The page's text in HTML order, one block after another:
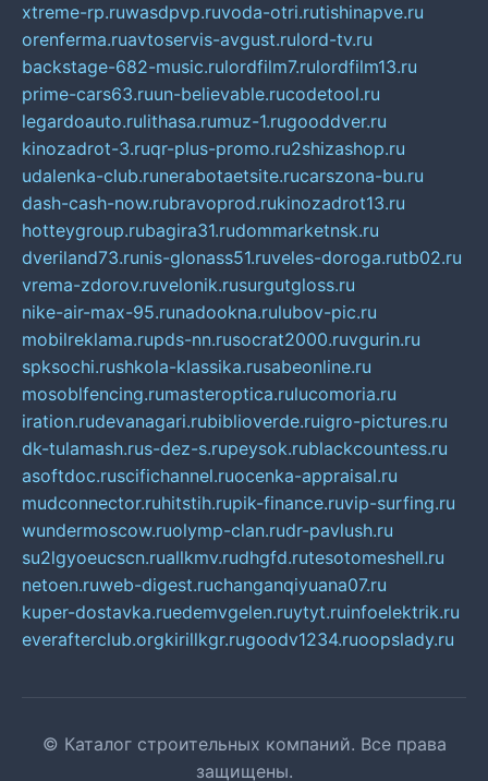
xtreme-rp.ruwasdpvp.ruvoda-otri.rutishinapve.ru
orenferma.ruavtoservis-avgust.rulord-tv.ru
backstage-682-music.rulordfilm7.rulordfilm13.ru
prime-cars63.ruun-believable.rucodetool.ru
legardoauto.rulithasa.rumuz-1.rugooddver.ru
kinozadrot-3.ruqr-plus-promo.ru2shizashop.ru
udalenka-club.runerabotaetsite.rucarszona-bu.ru
dash-cash-now.rubravoprod.rukinozadrot13.ru
hotteygroup.rubagira31.rudommarketnsk.ru
dveriland73.runis-glonass51.ruveles-doroga.rutb02.ru
vrema-zdorov.ruvelonik.rusurgutgloss.ru
nike-air-max-95.runadookna.rulubov-pic.ru
mobilreklama.rupds-nn.rusocrat2000.ruvgurin.ru
spksochi.rushkola-klassika.rusabeonline.ru
mosoblfencing.rumasteroptica.rulucomoria.ru
iration.rudevanagari.rubiblioverde.ruigro-pictures.ru
dk-tulamash.rus-dez-s.rupeysok.rublackcountess.ru
asoftdoc.ruscifichannel.ruocenka-appraisal.ru
mudconnector.ruhitstih.rupik-finance.ruvip-surfing.ru
wundermoscow.ruolymp-clan.rudr-pavlush.ru
su2lgyoeucscn.ruallkmv.rudhgfd.rutesotomeshell.ru
netoen.ruweb-digest.ruchanganqiyuana07.ru
kuper-dostavka.ruedemvgelen.ruytyt.ruinfoelektrik.ru
everafterclub.orgkirillkgr.rugoodv1234.ruoopslady.ru
© Каталог строительных компаний. Все права
защищены.